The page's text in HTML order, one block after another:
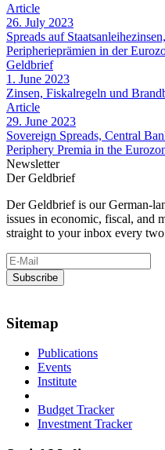
Article
26. July 2023
Spreads auf
Peripherieprämien in der
Geldbrief
1. June 2023
Zinsen, Fiskalregeln und
Article
29. June 2023
Sovereign Spreads, Central
Periphery Premia in the
Newsletter
Der Geldbrief
Der Geldbrief is our German-
issues in economic, fiscal, and
straight to your inbox every
Sitemap
Publications
Events
Institute
Budget Tracker
Investment Tracker